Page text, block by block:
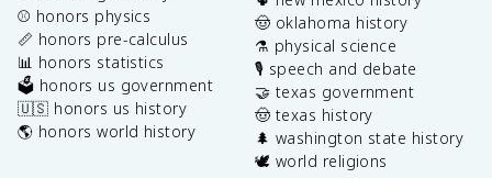
⚾️ honors physics
📏 honors pre-calculus
📊 honors statistics
🗳️ honors us government
🇺🇸 honors us history
🌎 honors world history
🤠 oklahoma history
⚗️ physical science
🎙️ speech and debate
🤝 texas government
🤠 texas history
🌲 washington state history
🕊️ world religions